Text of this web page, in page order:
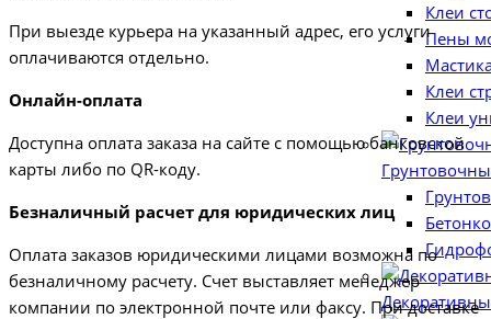
Клеи
Пены
Клеи
Клеи
При выезде курьера на указанный адрес, его услуги
оплачиваются отдельно.
Онлайн-оплата
Доступна оплата заказа на сайте с помощью банковской
карты либо по QR-коду.
Безналичный расчет для юридических лиц
Оплата заказов юридическими лицами возможна по
безналичному расчету. Счет выставляет менеджер
компании по электронной почте или факсу. При доставке